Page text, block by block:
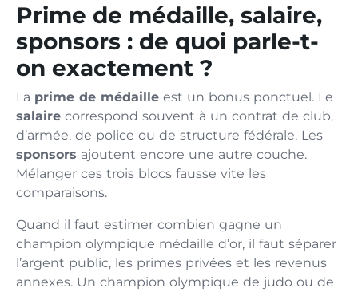
Prime de médaille, salaire,
sponsors : de quoi parle-t-
on exactement ?
La prime de médaille est un bonus ponctuel. Le
salaire correspond souvent à un contrat de club,
d’armée, de police ou de structure fédérale. Les
sponsors ajoutent encore une autre couche.
Mélanger ces trois blocs fausse vite les
comparaisons.
Quand il faut estimer combien gagne un
champion olympique médaille d’or, il faut séparer
l’argent public, les primes privées et les revenus
annexes. Un champion olympique de judo ou de